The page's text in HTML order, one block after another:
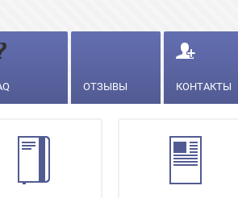
ОТЗЫВЫ КОНТАКТЫ